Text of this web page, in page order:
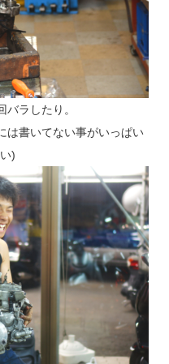
ラしたり。
は書いてない事がいっぱい
)